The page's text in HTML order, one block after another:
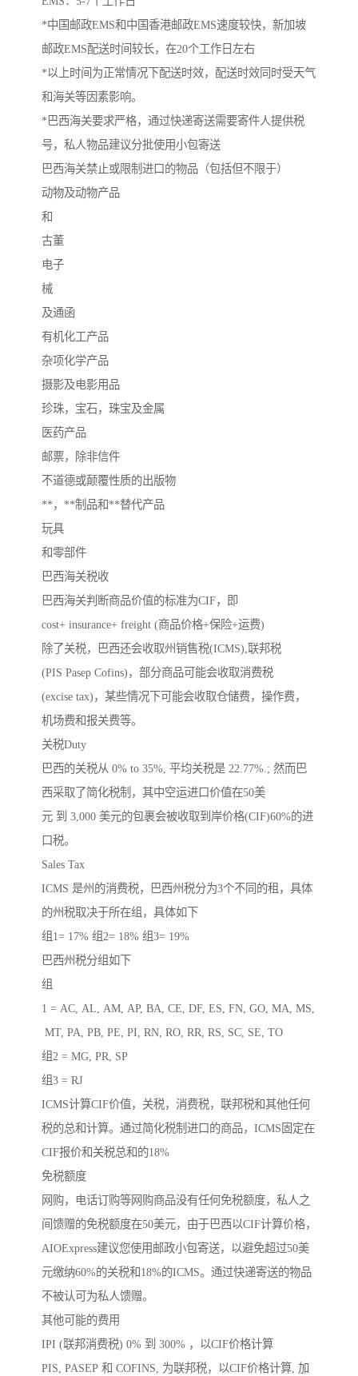
*中国邮政EMS和中国香港邮政EMS速度较快，新加坡
邮政EMS配送时间较长，在20个工作日左右
*以上时间为正常情况下配送时效，配送时效同时受天气
和海关等因素影响。
*巴西海关要求严格，通过快递寄送需要寄件人提供税
号，私人物品建议分批使用小包寄送
巴西海关禁止或限制进口的物品（包括但不限于）
动物及动物产品
和
古董
电子
械
及通函
有机化工产品
杂项化学产品
摄影及电影用品
珍珠，宝石，珠宝及金属
医药产品
邮票，除非信件
不道德或颠覆性质的出版物
**，**制品和**替代产品
玩具
和零部件
巴西海关税收
巴西海关判断商品价值的标准为CIF，即
cost+ insurance+ freight (商品价格+保险+运费)
除了关税，巴西还会收取州销售税(ICMS),联邦税
(PIS Pasep Cofins)，部分商品可能会收取消费税
(excise tax)，某些情况下可能会收取仓储费，操作费，
机场费和报关费等。
关税Duty
巴西的关税从 0% to 35%, 平均关税是 22.77%.; 然而巴
西采取了简化税制，其中空运进口价值在50美
元 到 3,000 美元的包裹会被收取到岸价格(CIF)60%的进
口税。
Sales Tax
ICMS 是州的消费税，巴西州税分为3个不同的租，具体
的州税取决于所在组，具体如下
组1= 17% 组2= 18% 组3= 19%
巴西州税分组如下
组
1 = AC, AL, AM, AP, BA, CE, DF, ES, FN, GO, MA, MS,
MT, PA, PB, PE, PI, RN, RO, RR, RS, SC, SE, TO
组2 = MG, PR, SP
组3 = RJ
ICMS计算CIF价值，关税，消费税，联邦税和其他任何
税的总和计算。通过简化税制进口的商品，ICMS固定在
CIF报价和关税总和的18%
免税额度
网购，电话订购等网购商品没有任何免税额度，私人之
间馈赠的免税额度在50美元，由于巴西以CIF计算价格，
AIOExpress建议您使用邮政小包寄送，以避免超过50美
元缴纳60%的关税和18%的ICMS。通过快递寄送的物品
不被认可为私人馈赠。
其他可能的费用
IPI (联邦消费税) 0% 到 300% ，以CIF价格计算
PIS, PASEP 和 COFINS, 为联邦税，以CIF价格计算, 加